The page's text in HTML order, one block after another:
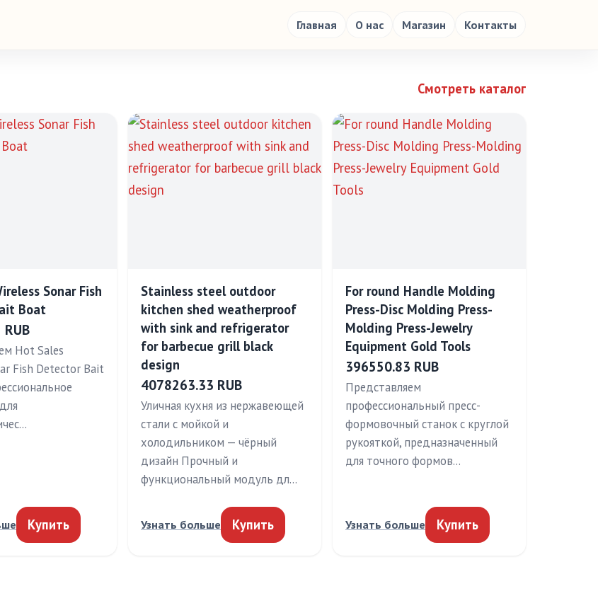
Главная О нас Магазин Контакты
Смотреть каталог
Sonar Fish
Boat
Hot Sales
Fish Detector Bait
Купить
Stainless steel outdoor
kitchen shed weatherproof
with sink and refrigerator
for barbecue grill black
design
4078263.33 RUB
Уличная кухня из нержавеющей
стали с мойкой и
холодильником — чёрный
дизайн Прочный и
функциональный модуль дл…
Узнать больше Купить
For round Handle Molding
Press-Disc Molding Press-
Molding Press-Jewelry
Equipment Gold Tools
396550.83 RUB
Представляем
профессиональный пресс-
формовочный станок с круглой
рукояткой, предназначенный
для точного формов…
Узнать больше Купить